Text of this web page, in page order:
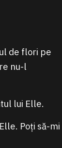
de flori pe
nu-l
lui Elle.
Poți să-mi